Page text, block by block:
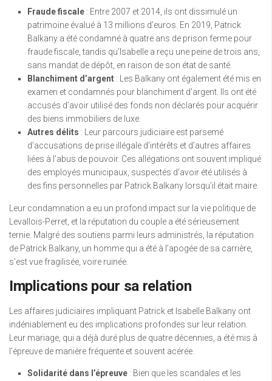
Fraude fiscale : Entre 2007 et 2014, ils ont dissimulé un
patrimoine évalué à 13 millions d’euros. En 2019, Patrick
Balkany a été condamné à quatre ans de prison ferme pour
fraude fiscale, tandis qu’Isabelle a reçu une peine de trois ans,
sans mandat de dépôt, en raison de son état de santé.
Blanchiment d’argent : Les Balkany ont également été mis en
examen et condamnés pour blanchiment d’argent. Ils ont été
accusés d’avoir utilisé des fonds non déclarés pour acquérir
des biens immobiliers de luxe.
Autres délits : Leur parcours judiciaire est parsemé
d’accusations de prise illégale d’intérêts et d’autres affaires
liées à l’abus de pouvoir. Ces allégations ont souvent impliqué
des employés municipaux, suspectés d’avoir été utilisés à
des fins personnelles par Patrick Balkany lorsqu’il était maire.
Leur condamnation a eu un profond impact sur la vie politique de
Levallois-Perret, et la réputation du couple a été sérieusement
ternie. Malgré des soutiens parmi leurs administrés, la réputation
de Patrick Balkany, un homme qui a été à l’apogée de sa carrière,
s’est vue fragilisée, voire ruinée.
Implications pour sa relation
Les affaires judiciaires impliquant Patrick et Isabelle Balkany ont
indéniablement eu des implications profondes sur leur relation.
Leur mariage, qui a déjà duré plus de quatre décennies, a été mis à
l’épreuve de manière fréquente et souvent acérée.
Solidarité dans l’épreuve : Bien que les scandales et les